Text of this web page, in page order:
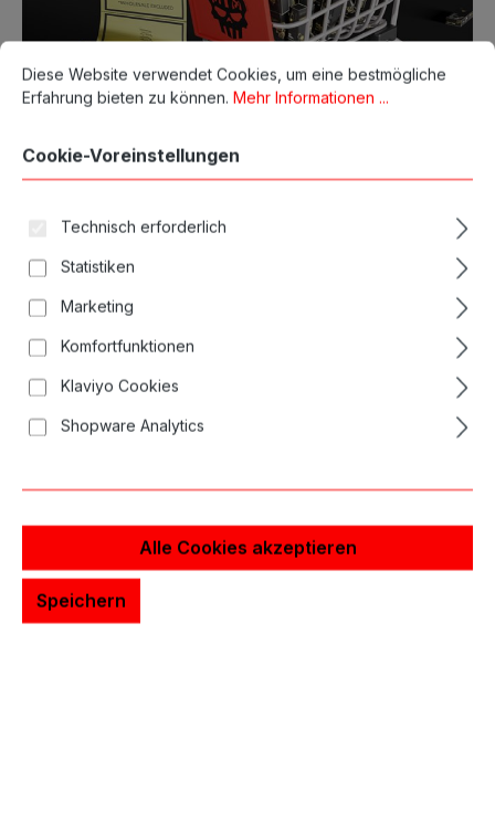
Tattoo Maschinen
Powerstations
Cookie-Voreinstellungen
Diese Website verwendet Cookies, um eine bestmögliche
Diese Website verwendet Cookies, um eine bestmögliche
Erfahrung bieten zu können. Mehr Informationen ...
Cookie-Voreinstellungen
Technisch erforderlich
Statistiken
Marketing
Komfortfunktionen
Klaviyo Cookies
Shopware Analytics
Alle Cookies akzeptieren
Speichern